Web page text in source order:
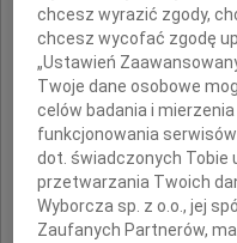
osoba głęboko wierząca,
chcesz wyrazić zgody,
chcesz wycofać zgodę
„Ustawień
Twoje dane osobowe
celów badania i
funkcjonowania serwisów
dot. świadczonych Tobie
przetwarzania Twoich
Wyborcza sp. z o.o., jej
Zaufanych Partnerów,